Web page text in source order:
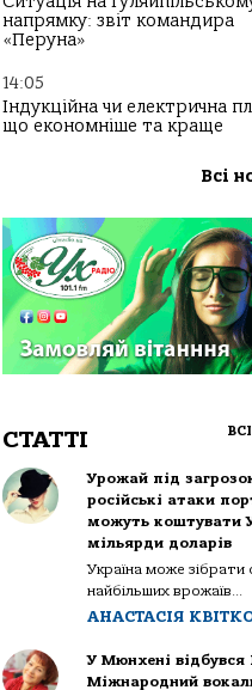
напрямку: звіт командира
«Перуна»
14:05
Індукційна чи електрична
що економніше та краще
Всі
СТАТТІ
Урожай під
російські атаки
можуть коштувати
мільярди доларів
Україна може зібрати
найбільших врожаїв...
АНАСТАСІЯ
У Мюнхені відбувся
Міжнародний